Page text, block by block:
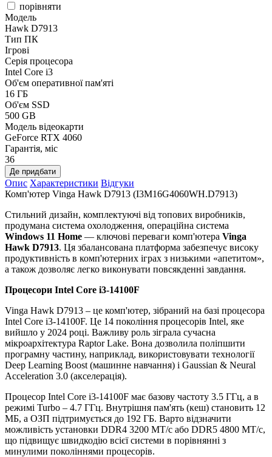
порівняти
Модель
Hawk D7913
Тип ПК
Ігрові
Серія процесора
Intel Core i3
Об'єм оперативної пам'яті
16 ГБ
Об'єм SSD
500 GB
Модель відеокарти
GeForce RTX 4060
Гарантія, міс
36
Де придбати
Опис Характеристики Відгуки
Комп'ютер Vinga Hawk D7913 (I3M16G4060WH.D7913)
Стильний дизайн, комплектуючі від топових виробників,
продумана система охолодження, операційна система
Windows 11 Home — ключові переваги комп'ютера Vinga
Hawk D7913. Ця збалансована платформа забезпечує високу
продуктивність в комп'ютерних іграх з низькими «апетитом»,
а також дозволяє легко виконувати повсякденні завдання.
Процесори Intel Core i3-14100F
Vinga Hawk D7913 – це комп'ютер, зібраний на базі процесора
Intel Core i3-14100F. Це 14 покоління процесорів Intel, яке
вийшло у 2024 році. Важливу роль зіграла сучасна
мікроархітектура Raptor Lake. Вона дозволила поліпшити
програмну частину, наприклад, використовувати технології
Deep Learning Boost (машинне навчання) і Gaussian & Neural
Acceleration 3.0 (акселерація).
Процесор Intel Core i3-14100F має базову частоту 3.5 ГГц, а в
режимі Turbo – 4.7 ГГц. Внутрішня пам'ять (кеш) становить 12
МБ, а ОЗП підтримується до 192 ГБ. Варто відзначити
можливість установки DDR4 3200 МТ/с або DDR5 4800 МТ/с,
що підвищує швидкодію всієї системи в порівнянні з
минулими поколіннями процесорів.